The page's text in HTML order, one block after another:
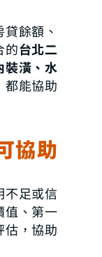
餘額、
的台北二
裝潢、水
都能協助
協助
不足或信
值、第一
估，協助